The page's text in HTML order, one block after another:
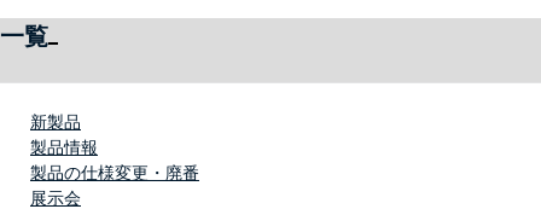
一覧
新製品
製品情報
製品の仕様変更・廃番
展示会